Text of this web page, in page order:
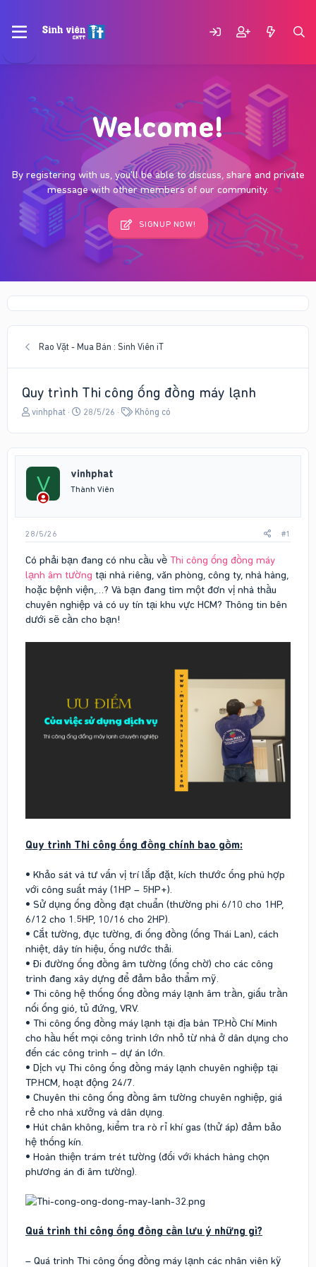
Welcome!
By registering with us, you'll be able to discuss, share and private
message with other members of our community.
SIGNUP NOW!
Rao Vặt - Mua Bán : Sinh Viên iT
Quy trình Thi công ống đồng máy lạnh
T
e
t
t
r
vinhphat
N
y
ử
i
28/5/26
T
h
Không có
V vinhphat
Thành Viên
28/5/26 #1
Có phải bạn đang có nhu cầu về Thi công ống đồng máy
lạnh âm tường tại nhà riêng, văn phòng, công ty, nhà hàng,
hoặc bệnh viện,…? Và bạn đang tìm một đơn vị nhà thầu
chuyên nghiệp và có uy tín tại khu vực HCM? Thông tin bên
dưới sẽ cần cho bạn!
Quy trình Thi công ống đồng chính bao gồm:
• Khảo sát và tư vấn vị trí lắp đặt, kích thước ống phù hợp
với công suất máy (1HP – 5HP+).
• Sử dụng ống đồng đạt chuẩn (thường phi 6/10 cho 1HP,
6/12 cho 1.5HP, 10/16 cho 2HP).
• Cắt tường, đục tường, đi ống đồng (ống Thái Lan), cách
nhiệt, dây tín hiệu, ống nước thải.
• Đi đường ống đồng âm tường (ống chờ) cho các công
trình đang xây dựng để đảm bảo thẩm mỹ.
• Thi công hệ thống ống đồng máy lạnh âm trần, giấu trần
nối ống gió, tủ đứng, VRV.
• Thi công ống đồng máy lạnh tại địa bàn TP.Hồ Chí Minh
cho hầu hết mọi công trình lớn nhỏ từ nhà ở dân dụng cho
đến các công trình – dự án lớn.
• Dịch vụ Thi công ống đồng máy lạnh chuyên nghiệp tại
TP.HCM, hoạt động 24/7.
• Chuyên thi công ống đồng âm tường chuyên nghiệp, giá
rẻ cho nhà xưởng và dân dụng.
• Hút chân không, kiểm tra rò rỉ khí gas (thử áp) đảm bảo
hệ thống kín.
• Hoàn thiện trám trét tường (đối với khách hàng chọn
phương án đi âm tường).
Quá trình thi công ống đồng cần lưu ý những gì?
– Quá trình Thi công ống đồng máy lạnh các nhân viên kỹ